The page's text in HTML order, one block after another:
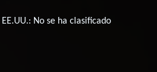
EE.UU.: No se ha clasificado